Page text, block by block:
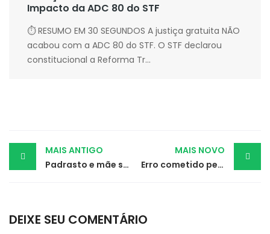
Impacto da ADC 80 do STF
⏱ RESUMO EM 30 SEGUNDOS A justiça gratuita NÃO
acabou com a ADC 80 do STF. O STF declarou
constitucional a Reforma Tr...
Post
navigation
MAIS ANTIGO
Padrasto e mãe são condenados por estupro de vulnerável
MAIS NOVO
Erro cometido pela Receita Federal gera indenização ao contribuinte
DEIXE SEU COMENTÁRIO